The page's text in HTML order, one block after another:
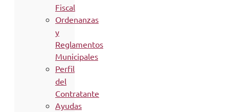
Fiscal
Ordenanzas
y
Reglamentos
Municipales
Perfil
del
Contratante
Ayudas